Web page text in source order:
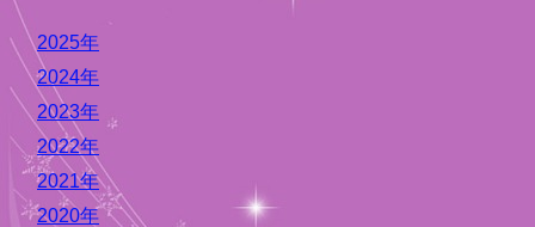
2025年
2024年
2023年
2022年
2021年
2020年